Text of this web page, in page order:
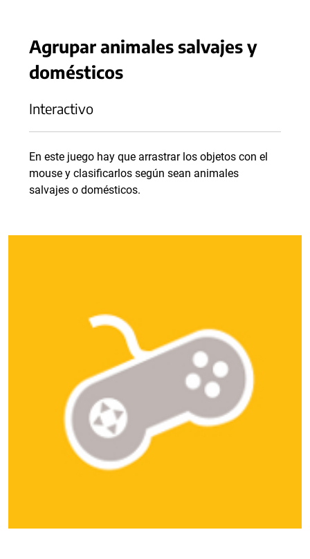
Agrupar animales salvajes y
domésticos
Interactivo
En este juego hay que arrastrar los objetos con el
mouse y clasificarlos según sean animales
salvajes o domésticos.